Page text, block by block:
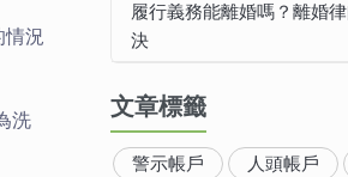
況
洗
履行義務能離婚嗎？離婚
決
文章標籤
警示帳戶 人頭帳戶